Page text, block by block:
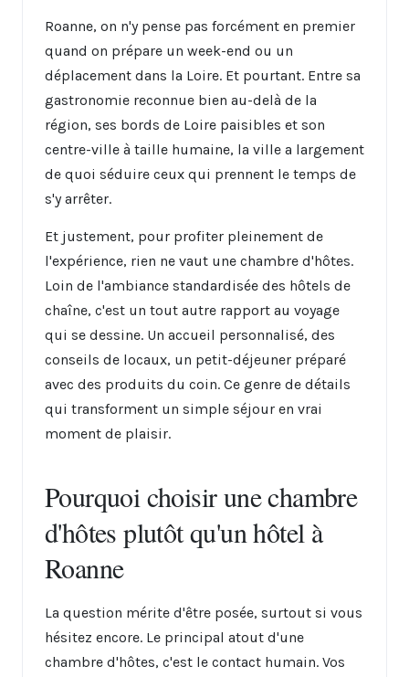
Roanne, on n'y pense pas forcément en premier
quand on prépare un week-end ou un
déplacement dans la Loire. Et pourtant. Entre sa
gastronomie reconnue bien au-delà de la
région, ses bords de Loire paisibles et son
centre-ville à taille humaine, la ville a largement
de quoi séduire ceux qui prennent le temps de
s'y arrêter.
Et justement, pour profiter pleinement de
l'expérience, rien ne vaut une chambre d'hôtes.
Loin de l'ambiance standardisée des hôtels de
chaîne, c'est un tout autre rapport au voyage
qui se dessine. Un accueil personnalisé, des
conseils de locaux, un petit-déjeuner préparé
avec des produits du coin. Ce genre de détails
qui transforment un simple séjour en vrai
moment de plaisir.
Pourquoi choisir une chambre
d'hôtes plutôt qu'un hôtel à
Roanne
La question mérite d'être posée, surtout si vous
hésitez encore. Le principal atout d'une
chambre d'hôtes, c'est le contact humain. Vos